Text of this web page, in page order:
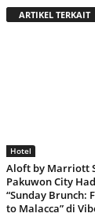
ARTIKEL TERKAIT
Hotel
Aloft by Marriott
Pakuwon City
“Sunday Brunch:
to Malacca” di